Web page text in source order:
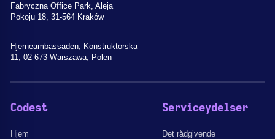
Fabryczna Office Park, Aleja
Pokoju 18, 31-564 Kraków
Hjerneambassaden, Konstruktorska
11, 02-673 Warszawa, Polen
Codest
Hjem
Serviceydelser
Det rådgivende